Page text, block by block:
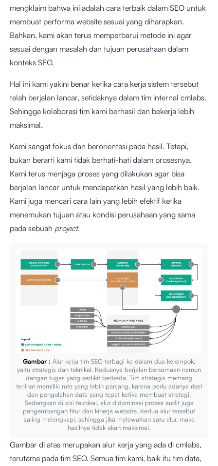
mengklaim bahwa ini adalah cara terbaik dalam SEO untuk
membuat performa website sesuai yang diharapkan.
Bahkan, kami akan terus memperbarui metode ini agar
sesuai dengan masalah dan tujuan perusahaan dalam
konteks SEO.
Hal ini kami yakini benar ketika cara kerja sistem tersebut
telah berjalan lancar, setidaknya dalam tim internal cmlabs.
Sehingga kolaborasi tim kami berhasil dan bekerja lebih
maksimal.
Kami sangat fokus dan berorientasi pada hasil. Tetapi,
bukan berarti kami tidak berhati-hati dalam prosesnya.
Kami terus menjaga proses yang dilakukan agar bisa
berjalan lancar untuk mendapatkan hasil yang lebih baik.
Kami juga mencari cara lain yang lebih efektif ketika
menemukan tujuan atau kondisi perusahaan yang sama
pada sebuah project.
Gambar : Alur kerja tim SEO terbagi ke dalam dua kelompok,
yaitu strategis dan teknikal. Keduanya berjalan bersamaan namun
dengan tugas yang sedikit berbeda. Tim strategis memang
terlihat memiliki rute yang lebih panjang, karena perlu adanya riset
dan pengolahan data yang tepat ketika membuat strategi.
Sedangkan di sisi teknikal, alur didominasi proses audit juga
pengembangan fitur dan kinerja website. Kedua alur tersebut
saling melengkapi, sehingga jika melewatkan satu alur, maka
hasilnya tidak akan maksimal.
Gambar di atas merupakan alur kerja yang ada di cmlabs,
terutama pada tim SEO. Semua tim kami, baik itu tim data,